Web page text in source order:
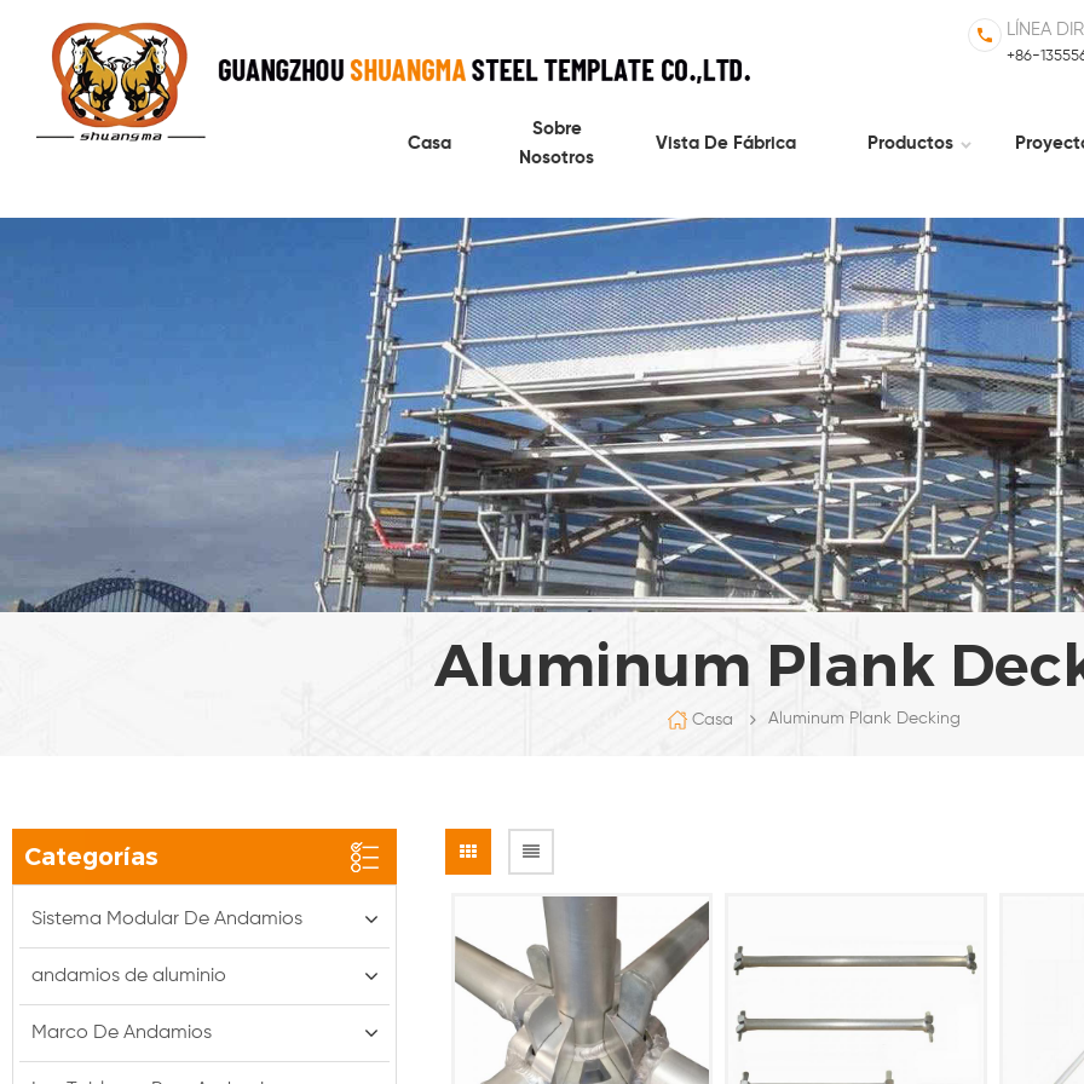
LÍNEA
+86-
Casa
Sobre
Nosotros
Vista De Fábrica Productos
Aluminum Plank
Casa Aluminum Plank Decking
Categorías
Sistema Modular De Andamios
andamios de aluminio
Marco De Andamios